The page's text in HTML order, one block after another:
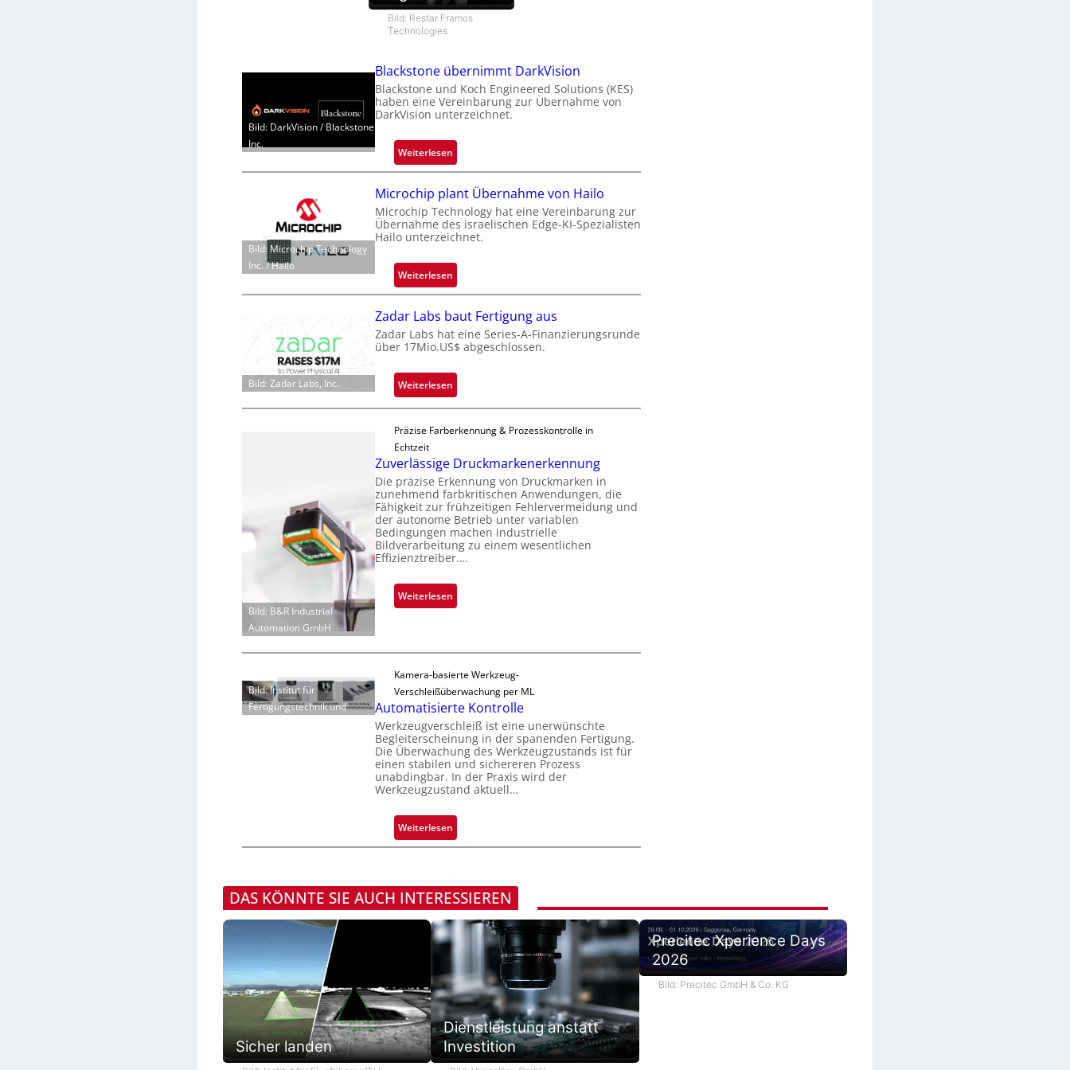
Bild: Restar Framos
Technologies
Bild: DarkVision / Blackstone
Inc.
Blackstone übernimmt DarkVision
Blackstone und Koch Engineered Solutions (KES)
haben eine Vereinbarung zur Übernahme von
DarkVision unterzeichnet.
Weiterlesen:
B
a
c
k
o
e
ü
b
r
m
t
D
a
r
k
V
s
i
Bild: Microchip Technology
Inc. / Hailo
Microchip plant Übernahme von Hailo
Microchip Technology hat eine Vereinbarung zur
Übernahme des israelischen Edge-KI-Spezialisten
Hailo unterzeichnet.
Weiterlesen:
M
c
r
c
h
i
l
n
t
Ü
b
e
n
a
v
o
n
H
a
i
l
o
Bild: Zadar Labs, Inc.
Zadar Labs baut Fertigung aus
Zadar Labs hat eine Series-A-Finanzierungsrunde
über 17Mio.US$ abgeschlossen.
Weiterlesen:
Z
d
r
L
a
b
s
b
u
t
r
g
u
n
g
a
u
Bild: B&R Industrial
Automation GmbH
Präzise Farberkennung & Prozesskontrolle in
Echtzeit
Zuverlässige Druckmarkenerkennung
Die präzise Erkennung von Druckmarken in
zunehmend farbkritischen Anwendungen, die
Fähigkeit zur frühzeitigen Fehlervermeidung und
der autonome Betrieb unter variablen
Bedingungen machen industrielle
Bildverarbeitung zu einem wesentlichen
Effizienztreiber.…
Weiterlesen:
Z
r
l
ä
s
s
g
e
D
r
u
m
a
r
k
n
e
r
k
e
n
Bild: Institut für
Fertigungstechnik und
Kamera-basierte Werkzeug-
Verschleißüberwachung per ML
Automatisierte Kontrolle
Werkzeugverschleiß ist eine unerwünschte
Begleiterscheinung in der spanenden Fertigung.
Die Überwachung des Werkzeugzustands ist für
einen stabilen und sichereren Prozess
unabdingbar. In der Praxis wird der
Werkzeugzustand aktuell…
Weiterlesen:
A
o
m
a
t
s
i
e
r
t
e
DAS KÖNNTE SIE AUCH INTERESSIEREN
Sicher landen
Dienstleistung anstatt
Investition
Precitec Xperience Days
2026
Bild: Precitec GmbH & Co. KG